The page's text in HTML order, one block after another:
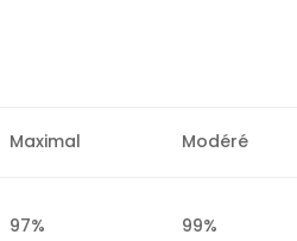
Maximal Modéré
97% 99%